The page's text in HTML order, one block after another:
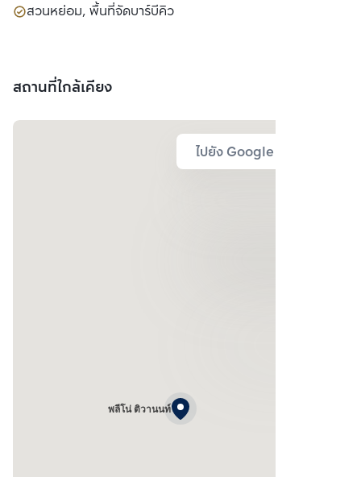
สวนหย่อม, พื้นที่จัดบาร์บีคิว
สถานที่ใกล้เคียง
ไปยัง Google Map
พลีโน่ ติวานนท์